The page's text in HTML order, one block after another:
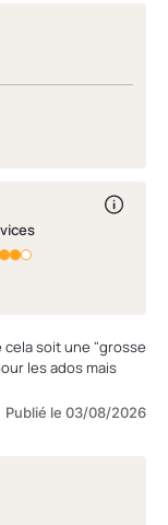
cela soit une "grosse
Publié le 03/08/2026